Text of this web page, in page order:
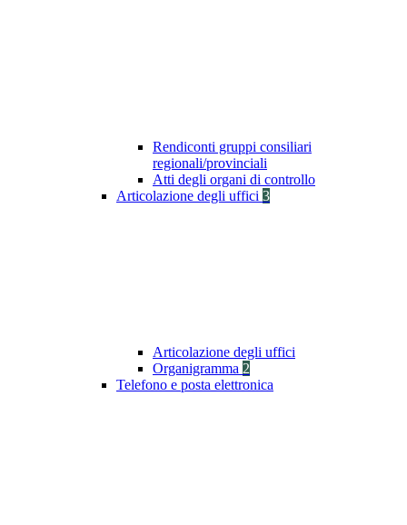
Rendiconti gruppi consiliari
regionali/provinciali
Atti degli organi di controllo
Articolazione degli uffici 3
Articolazione degli uffici
Organigramma 2
Telefono e posta elettronica